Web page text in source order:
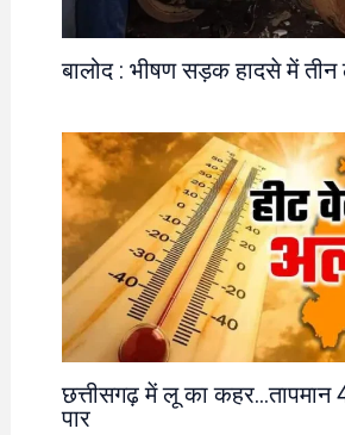
बालोद : भीषण सड़क हादसे में तीन
छत्तीसगढ़ में लू का कहर…तापमान
पार